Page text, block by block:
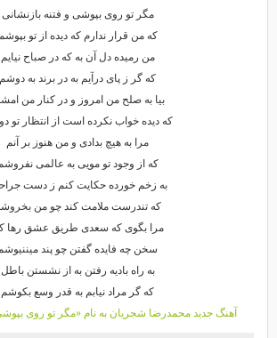
مگر تو روی بپوشی و فتنه بازنشانی
که من قرار ندارم که دیده از تو بپوشم
من رمیده دل آن به که در صباح نیایم
که گر ز پای درآیم به در برند به دوشم
بیا به صلح من امروز و در کنار من امشب
که دیده خواب نکرده است از انتظار تو دوشم
مرا به هیچ بدادی و من هنوز بر آنم
که از وجود تو مویی به عالمی نفروشم
به زخم خورده حکایت کنم ز دست جراحت
که تندرست ملامت کند چو من بخروشم
مرا بگوی که سعدی طریق عشق رها کن
سخن چه فایده گفتن چو پند میننیوشم
به راه بادیه رفتن به از نشستن باطل
که گر مراد نیابم به قدر وسع بکوشم
آهنگ جدید محمدرضا شجریان به نام «مگر تو روی بپوشی و